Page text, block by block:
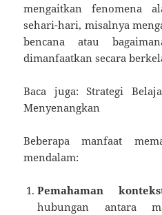
mengaitkan fenomena
sehari-hari, misalnya
bencana atau
dimanfaatkan secara
Baca juga: Strategi
Menyenangkan
Beberapa manfaat
mendalam:
Pemahaman
hubungan antara